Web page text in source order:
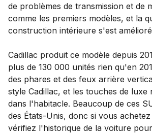
de problèmes de transmission et de
comme les premiers modèles, et la
construction intérieure s'est
Cadillac produit ce modèle depuis
plus de 130 000 unités rien qu'en
des phares et des feux arrière
style Cadillac, et les touches de luxe
dans l'habitacle. Beaucoup de ces
des États-Unis, donc si vous
vérifiez l'historique de la voiture